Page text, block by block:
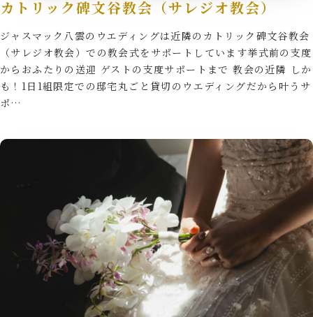
カトリック碑文谷教会（サレジオ教会）
ジャスマック八雲のウエディングは近隣のカトリック碑文谷教会
（サレジオ教会）での教会式をサポートしています挙式前の支度
からおふたりの送迎 ゲストの支度サポートまで 教会の近隣 しか
も！1日1組限定での邸宅丸ごと貸切のウエディングだから叶うサ
ポ…